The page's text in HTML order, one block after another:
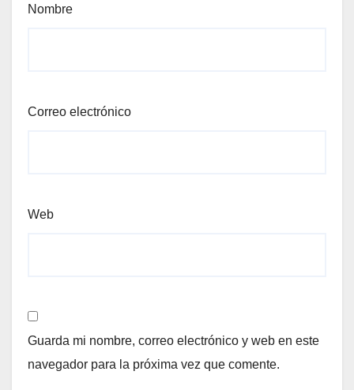
Nombre
Correo electrónico
Web
Guarda mi nombre, correo electrónico y web en este
navegador para la próxima vez que comente.